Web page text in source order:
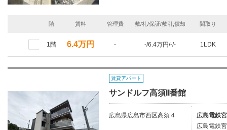
階 賃料 管理費 敷/礼/保証/敷引,償却 間取り
1階 6.4万円 - -/6.4万円/-/- 1LDK
賃貸アパート
サンドルフ高須II番館
広島県広島市西区高須４
広島電鉄
広島電鉄